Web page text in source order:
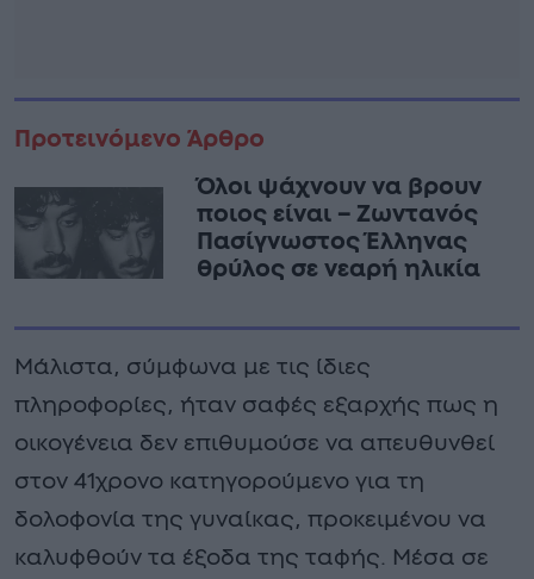
Προτεινόμενο Άρθρο
Όλοι ψάχνουν να βρουν
ποιος είναι – Ζωντανός
Πασίγνωστος Έλληνας
θρύλος σε νεαρή ηλικία
Μάλιστα, σύμφωνα με τις ίδιες
πληροφορίες, ήταν σαφές εξαρχής πως η
οικογένεια δεν επιθυμούσε να απευθυνθεί
στον 41χρονο κατηγορούμενο για τη
δολοφονία της γυναίκας, προκειμένου να
καλυφθούν τα έξοδα της ταφής. Μέσα σε